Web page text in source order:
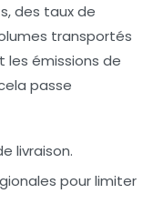
des taux de
transportés
émissions de
passe
livraison.
pour limiter